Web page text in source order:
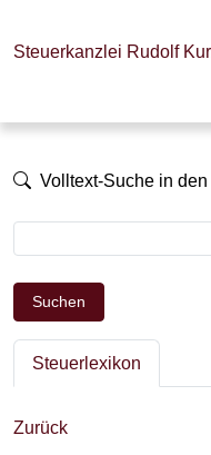
Steuerkanzlei Rudolf
Volltext-Suche in
Suchen
Steuerlexikon
Zurück